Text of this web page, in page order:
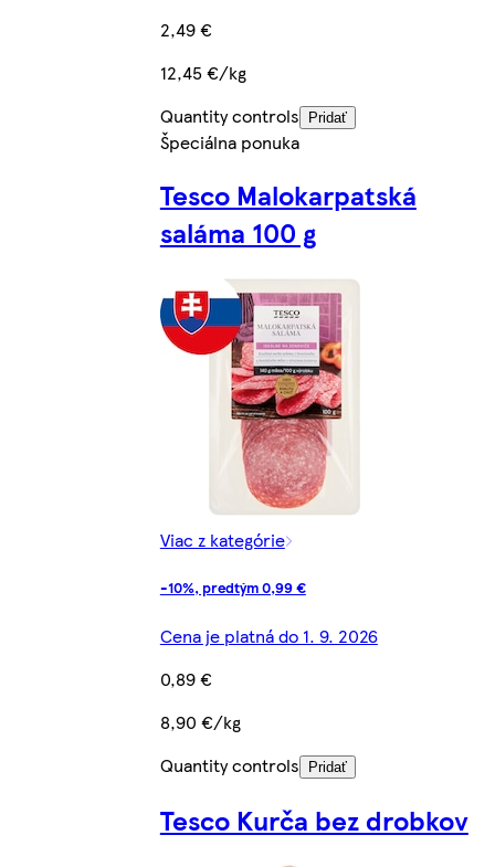
2,49 €
12,45 €/kg
Quantity controls
Pridať
Špeciálna ponuka
Tesco Malokarpatská
saláma 100 g
Viac z kategórie
-10%, predtým 0,99 €
Cena je platná do 1. 9. 2026
0,89 €
8,90 €/kg
Quantity controls
Pridať
Tesco Kurča bez drobkov